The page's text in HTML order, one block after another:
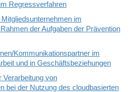
Regressverfahren
im
der Aufgaben der Prävention
Kommunikationspartner im
und in Geschäftsbeziehungen
Verarbeitung von
bei der Nutzung des cloudbasierten